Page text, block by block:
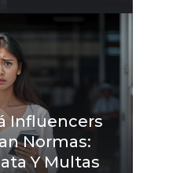
Influencers
Normas:
Y Multas